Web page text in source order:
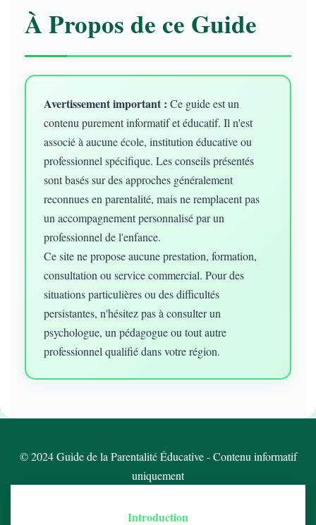
À Propos de ce Guide
Avertissement important : Ce guide est un
contenu purement informatif et éducatif. Il n'est
associé à aucune école, institution éducative ou
professionnel spécifique. Les conseils présentés
sont basés sur des approches généralement
reconnues en parentalité, mais ne remplacent pas
un accompagnement personnalisé par un
professionnel de l'enfance.
Ce site ne propose aucune prestation, formation,
consultation ou service commercial. Pour des
situations particulières ou des difficultés
persistantes, n'hésitez pas à consulter un
psychologue, un pédagogue ou tout autre
professionnel qualifié dans votre région.
© 2024 Guide de la Parentalité Éducative - Contenu informatif
uniquement
Introduction